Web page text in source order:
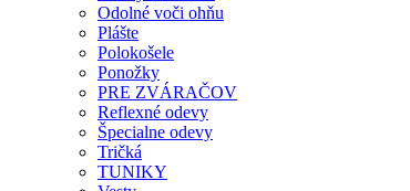
Odolné voči ohňu
Plášte
Polokošele
Ponožky
PRE ZVÁRAČOV
Reflexné odevy
Špecialne odevy
Tričká
TUNIKY